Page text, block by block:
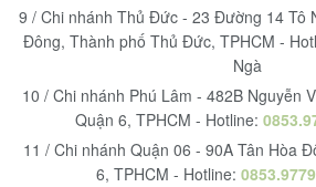
9 / Chi nhánh Thủ Đức - 23 Đường 14 Tô
Đông, Thành phố Thủ Đức, TPHCM -
Ngà
10 / Chi nhánh Phú Lâm - 482B Nguyễn
Quận 6, TPHCM - Hotline:
11 / Chi nhánh Quận 06 - 90A Tân Hòa
6, TPHCM - Hotline: